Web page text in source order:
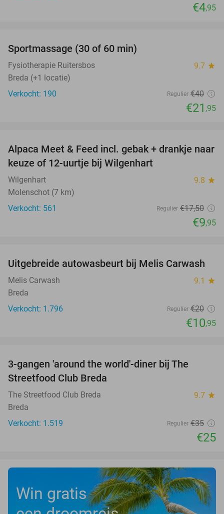
€4,95
Sportmassage (30 of 60 min)
Fysiotherapie Ruitersbos 9.7 star
Breda (+1 locatie)
Verkocht: 190
Regulier €40
€21 ,95
43%
Alpaca Meet & Feed incl. gebak + drankje naar
keuze of 12-uurtje bij Wilgenhart
Wilgenhart 9.8 star
Molenschot (7 km)
Verkocht: 561
Regulier €17,50
€9,95
45%
Uitgebreide autowasbeurt bij Melis Carwash
Melis Carwash 9.1 star
Breda
Verkocht: 1.796
Regulier €20
€10,95
3-gangen 'around the world'-diner bij The
Streetfood Club Breda
The Streetfood Club Breda 9.7 star
Breda
Verkocht: 1.519
Regulier €35
€25
Win gratis